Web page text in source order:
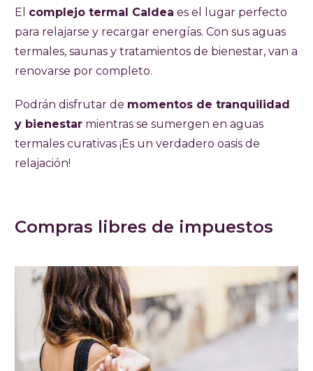
El complejo termal Caldea es el lugar perfecto
para relajarse y recargar energías. Con sus aguas
termales, saunas y tratamientos de bienestar, van a
renovarse por completo.
Podrán disfrutar de momentos de tranquilidad
y bienestar mientras se sumergen en aguas
termales curativas ¡Es un verdadero oasis de
relajación!
Compras libres de impuestos